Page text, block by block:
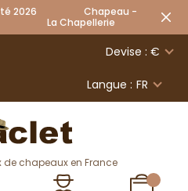
été 2026 Chapeau -
Chapellerie
Devise : €
Langue : FR
de chapeaux en France